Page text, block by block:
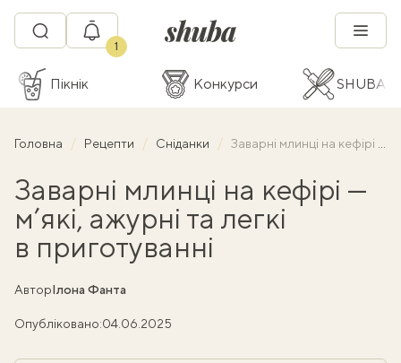
1
Пікнік Конкурси SHUBA
Головна Рецепти Сніданки Заварні млинці на кефірі — м’які, ажурні та легкі в приготуванні
Заварні млинці на кефірі —
м’які, ажурні та легкі
в приготуванні
АвторІлона Фанта
Опубліковано:04.06.2025